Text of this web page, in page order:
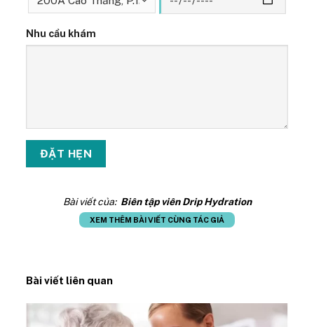
Nhu cầu khám
Bài viết của: Biên tập viên Drip Hydration
XEM THÊM BÀI VIẾT CÙNG TÁC GIẢ
Bài viết liên quan